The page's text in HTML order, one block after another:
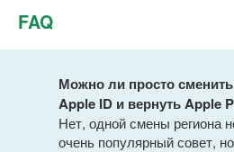
FAQ
Можно ли просто
Apple ID и вернуть Apple
Нет, одной смены региона
очень популярный совет,